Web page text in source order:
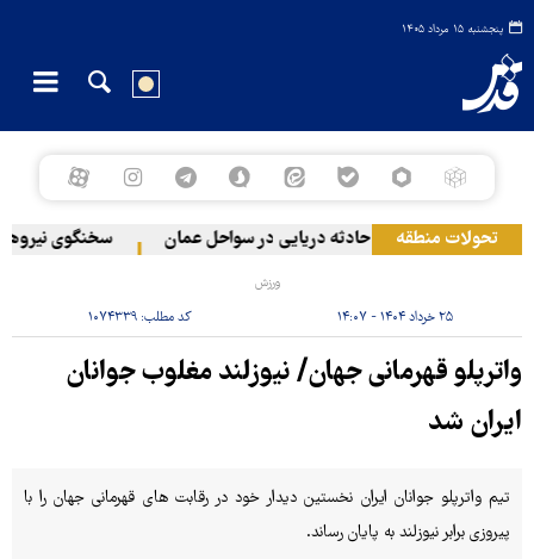
پنجشنبه ۱۵ مرداد ۱۴۰۵
تحولات منطقهلبنان وقوع حادثه دریایی در سواحل عمان سخنگوی
ورزش
۲۵ خرداد ۱۴۰۴ - ۱۴:۰۷ کد مطلب:۱۰۷۴۳۳۹
واترپلو قهرمانی جهان/ نیوزلند مغلوب جوانان
ایران شد
تیم واترپلو جوانان ایران نخستین دیدار خود در رقابت های قهرمانی جهان را با
پیروزی برابر نیوزلند به پایان رساند.